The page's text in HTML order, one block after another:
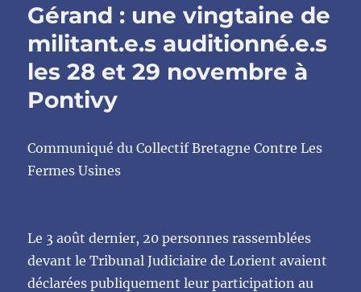
et
Secrets
Toxiques
au
Quimperlé
Gérand : une vingtaine de
militant.e.s auditionné.e.s
les 28 et 29 novembre à
Pontivy
Communiqué du Collectif Bretagne Contre Les
Fermes Usines
Le 3 août dernier, 20 personnes rassemblées
devant le Tribunal Judiciaire de Lorient avaient
déclarées publiquement leur participation au